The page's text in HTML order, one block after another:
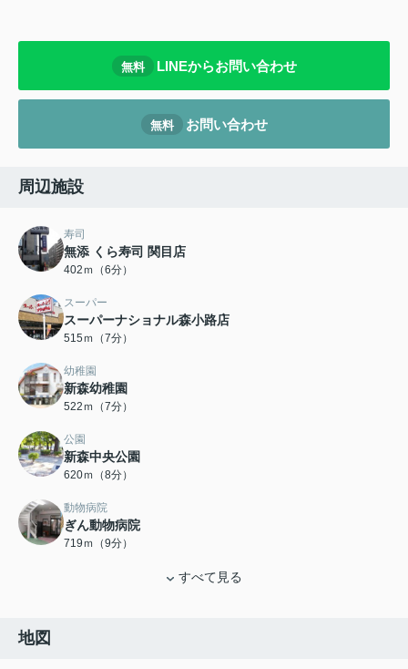
無料 LINEからお問い合わせ
無料 お問い合わせ
周辺施設
寿司
無添 くら寿司 関目店
402ｍ（6分）
スーパー
スーパーナショナル森小路店
515ｍ（7分）
幼稚園
新森幼稚園
522ｍ（7分）
公園
新森中央公園
620ｍ（8分）
動物病院
ぎん動物病院
719ｍ（9分）
すべて見る
地図